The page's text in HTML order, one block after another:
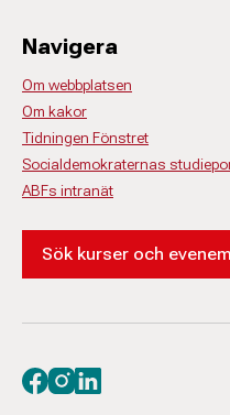
Navigera
Om webbplatsen
Om kakor
Tidningen Fönstret
Socialdemokraternas
ABFs intranät
Sök kurser och
Besök oss på facebook
Besök oss på instagram
Besök oss på linkedin